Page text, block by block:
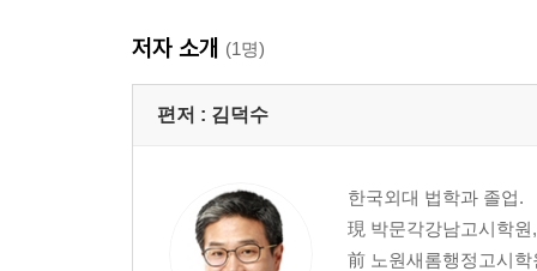
테마 05 부동산소유권시효취득
테마 06 공유
테마 07 지상권
테마 10 유치권
테마 11 저당권
저자 소개 (1명)
편저 : 김덕수
한국외대 법학과 졸업.
現 박문각강남고시학
前 노원새롬행정고시